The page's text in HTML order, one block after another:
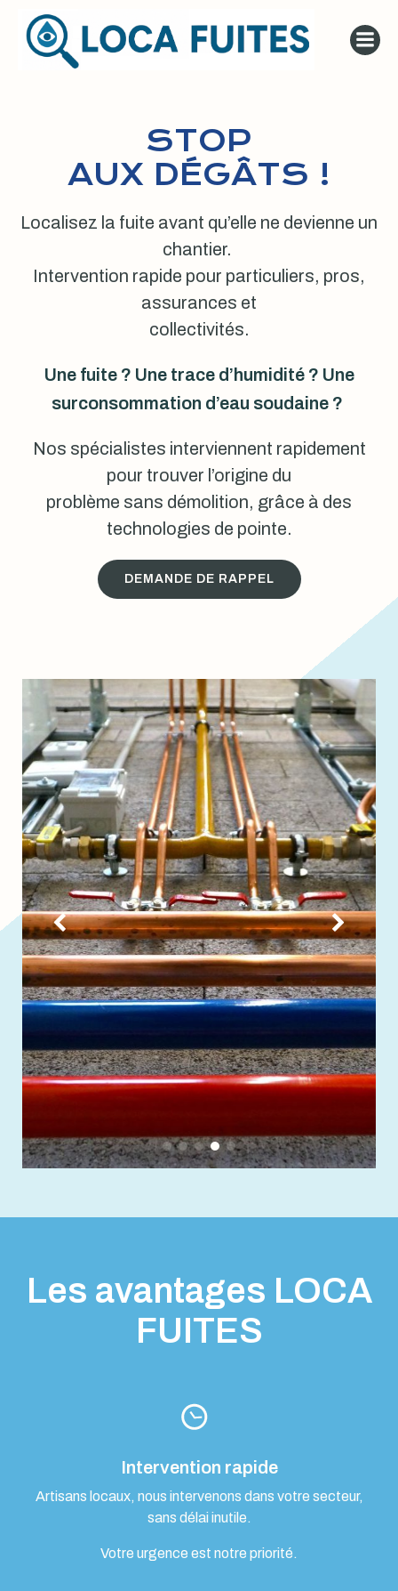
au
contenu
STOP
AUX DÉGÂTS !
Localisez la fuite avant qu’elle ne devienne un
chantier.
Intervention rapide pour particuliers, pros,
assurances et
collectivités.
Une fuite ? Une trace d’humidité ? Une
surconsommation d’eau soudaine ?
Nos spécialistes interviennent rapidement
pour trouver l’origine du
problème sans démolition, grâce à des
technologies de pointe.
DEMANDE DE RAPPEL
Les avantages LOCA
FUITES
Intervention rapide
Artisans locaux, nous intervenons dans votre secteur,
sans délai inutile.
Votre urgence est notre priorité.